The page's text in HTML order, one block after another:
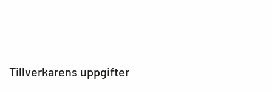
Tillverkarens uppgifter